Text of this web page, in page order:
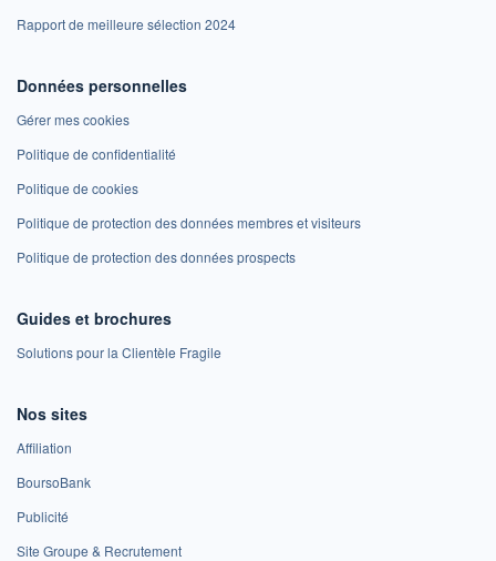
Rapport de meilleure sélection 2024
Données personnelles
Gérer mes cookies
Politique de confidentialité
Politique de cookies
Politique de protection des données membres et visiteurs
Politique de protection des données prospects
Guides et brochures
Solutions pour la Clientèle Fragile
Nos sites
Affiliation
BoursoBank
Publicité
Site Groupe & Recrutement